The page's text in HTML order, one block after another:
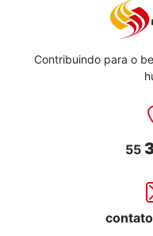
Contribuindo para o
55